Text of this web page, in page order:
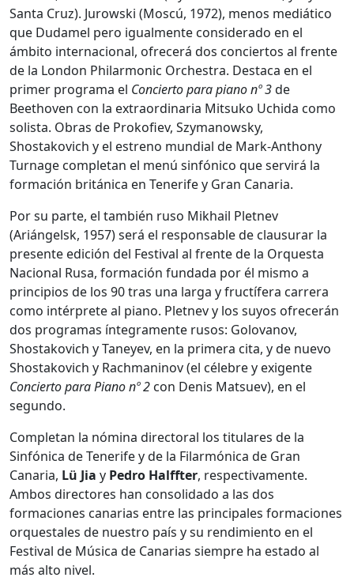
Santa Cruz). Jurowski (Moscú, 1972), menos mediático
que Dudamel pero igualmente considerado en el
ámbito internacional, ofrecerá dos conciertos al frente
de la London Philarmonic Orchestra. Destaca en el
primer programa el Concierto para piano nº 3de
Beethoven con la extraordinaria Mitsuko Uchida como
solista. Obras de Prokofiev, Szymanowsky,
Shostakovich y el estreno mundial de Mark-Anthony
Turnage completan el menú sinfónico que servirá la
formación británica en Tenerife y Gran Canaria.
Por su parte, el también ruso Mikhail Pletnev
(Ariángelsk, 1957) será el responsable de clausurar la
presente edición del Festival al frente de la Orquesta
Nacional Rusa, formación fundada por él mismo a
principios de los 90 tras una larga y fructífera carrera
como intérprete al piano. Pletnev y los suyos ofrecerán
dos programas íntegramente rusos: Golovanov,
Shostakovich y Taneyev, en la primera cita, y de nuevo
Shostakovich y Rachmaninov (el célebre y exigente
Concierto para Piano nº 2 con Denis Matsuev), en el
segundo.
Completan la nómina directoral los titulares de la
Sinfónica de Tenerife y de la Filarmónica de Gran
Canaria, Lü Jia y Pedro Halffter, respectivamente.
Ambos directores han consolidado a las dos
formaciones canarias entre las principales formaciones
orquestales de nuestro país y su rendimiento en el
Festival de Música de Canarias siempre ha estado al
más alto nivel.